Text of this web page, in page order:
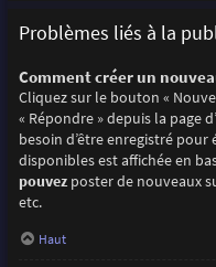
Problèmes liés à la
Comment créer un
Cliquez sur le bouton «
« Répondre » depuis la page
besoin d’être enregistré
disponibles est affichée en
pouvezposter de nouveaux
etc.
Haut